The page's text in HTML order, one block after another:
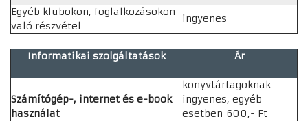
Egyéb klubokon, foglalkozásokon
való részvétel
ingyenes
Informatikai szolgáltatások Ár
Számítógép-, internet és e-book
használat
könyvtártagoknak
ingyenes, egyéb
esetben 600,- Ft